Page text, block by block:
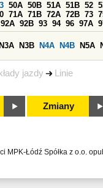
jazdy Linie
50A 50B 51A 51B 52
71A 71B 72A 72B 73
92A 92B 93 94 96 97A
N3A N3B N4A N4B N5A
Zmiany
MPK-Łódź Spółka z o.o.